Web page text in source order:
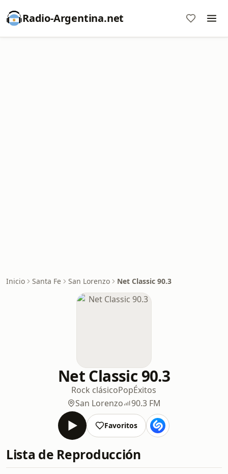
Radio-Argentina.net
Inicio Santa Fe San Lorenzo Net Classic 90.3
Net Classic 90.3
Rock clásicoPopÉxitos
San Lorenzo
90.3 FM
Favoritos
Lista de Reproducción